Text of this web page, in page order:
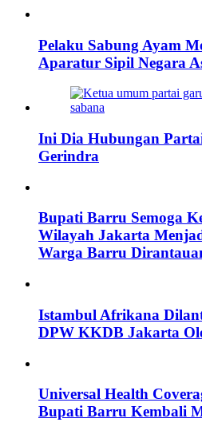
Pelaku Sabung Ayam
Aparatur Sipil Negara
Ini Dia Hubungan
Gerindra
Bupati Barru Semoga
Wilayah Jakarta
Warga Barru
Istambul Afrikana
DPW KKDB Jakarta
Universal Health
Bupati Barru Kembali